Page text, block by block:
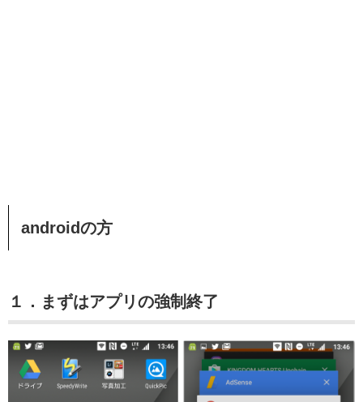
androidの方
１．まずはアプリの強制終了